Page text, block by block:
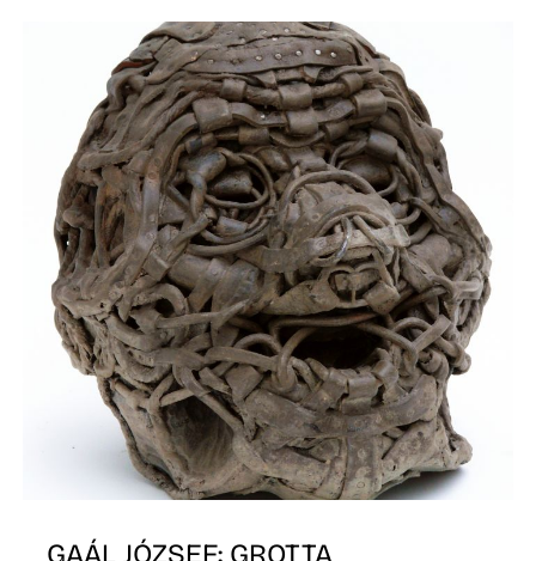
GAÁL JÓZSEF: GROTTA